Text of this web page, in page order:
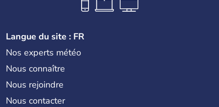
Langue du site : FR
Nos experts météo
Nous connaître
Nous rejoindre
Nous contacter